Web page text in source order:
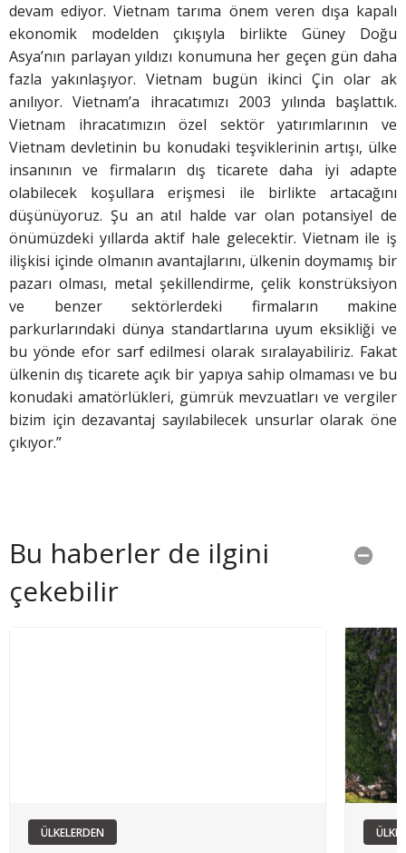
devam ediyor. Vietnam tarıma önem veren dışa kapalı
ekonomik modelden çıkışıyla birlikte Güney Doğu
Asya’nın parlayan yıldızı konumuna her geçen gün daha
fazla yakınlaşıyor. Vietnam bugün ikinci Çin olar ak
anılıyor. Vietnam’a ihracatımızı 2003 yılında başlattık.
Vietnam ihracatımızın özel sektör yatırımlarının ve
Vietnam devletinin bu konudaki teşviklerinin artışı, ülke
insanının ve firmaların dış ticarete daha iyi adapte
olabilecek koşullara erişmesi ile birlikte artacağını
düşünüyoruz. Şu an atıl halde var olan potansiyel de
önümüzdeki yıllarda aktif hale gelecektir. Vietnam ile iş
ilişkisi içinde olmanın avantajlarını, ülkenin doymamış bir
pazarı olması, metal şekillendirme, çelik konstrüksiyon
ve benzer sektörlerdeki firmaların makine
parkurlarındaki dünya standartlarına uyum eksikliği ve
bu yönde efor sarf edilmesi olarak sıralayabiliriz. Fakat
ülkenin dış ticarete açık bir yapıya sahip olmaması ve bu
konudaki amatörlükleri, gümrük mevzuatları ve vergiler
bizim için dezavantaj sayılabilecek unsurlar olarak öne
çıkıyor.”
Bu haberler de ilgini
çekebilir
ÜLKELERDEN